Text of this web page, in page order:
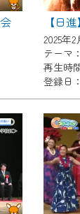
【日
2025年
テーマ
再生時
登録日
なり、ご
いたしま